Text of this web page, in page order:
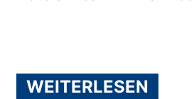
WEITERLESEN